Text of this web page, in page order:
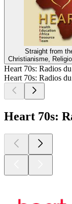
Straight from
Christianisme,
Heart 70s: Radios
Heart 70s: Radios
Heart 70s: